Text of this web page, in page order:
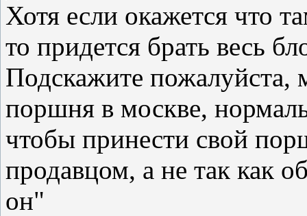
Хотя если окажется что
то придется брать весь
Подскажите пожалуйста,
поршня в москве,
чтобы принести свой
продавцом, а не так как
он"